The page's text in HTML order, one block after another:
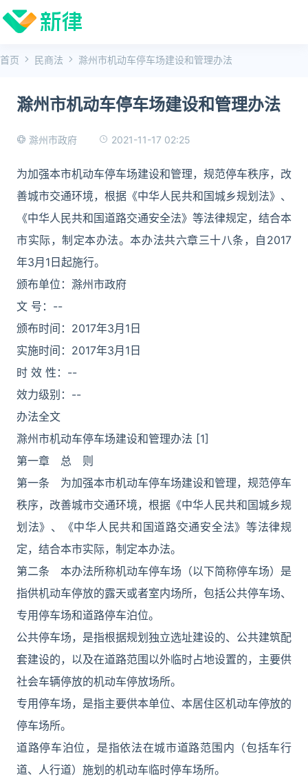
首页 民商法 滁州市机动车停车场建设和管理办法
滁州市机动车停车场建设和管理办法
滁州市政府 2021-11-17 02:25
为加强本市机动车停车场建设和管理，规范停车秩序，改
善城市交通环境，根据《中华人民共和国城乡规划法》、
《中华人民共和国道路交通安全法》等法律规定，结合本
市实际，制定本办法。本办法共六章三十八条，自2017
年3月1日起施行。
颁布单位：滁州市政府
文 号：--
颁布时间：2017年3月1日
实施时间：2017年3月1日
时 效 性：--
效力级别：--
办法全文
滁州市机动车停车场建设和管理办法 [1]
第一章 总 则
第一条 为加强本市机动车停车场建设和管理，规范停车
秩序，改善城市交通环境，根据《中华人民共和国城乡规
划法》、《中华人民共和国道路交通安全法》等法律规
定，结合本市实际，制定本办法。
第二条 本办法所称机动车停车场（以下简称停车场）是
指供机动车停放的露天或者室内场所，包括公共停车场、
专用停车场和道路停车泊位。
公共停车场，是指根据规划独立选址建设的、公共建筑配
套建设的，以及在道路范围以外临时占地设置的，主要供
社会车辆停放的机动车停放场所。
专用停车场，是指主要供本单位、本居住区机动车停放的
停车场所。
道路停车泊位，是指依法在城市道路范围内（包括车行
道、人行道）施划的机动车临时停车场所。